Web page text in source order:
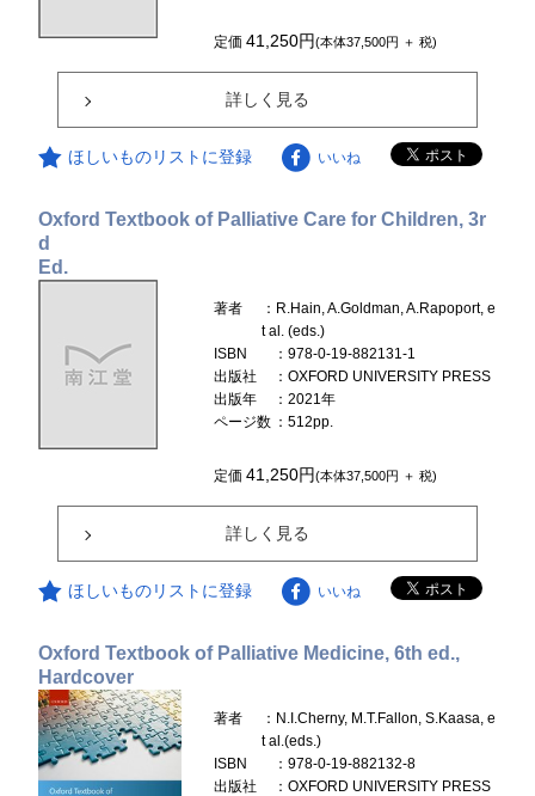
定価41,250円(本体37,500円 ＋ 税)
詳しく見る
ほしいものリストに登録 いいね
Oxford Textbook of Palliative Care for Children, 3r
d
Ed.
著者
：R.Hain, A.Goldman, A.Rapoport, e
t al. (eds.)
ISBN
：978-0-19-882131-1
出版社
：OXFORD UNIVERSITY PRESS
出版年
：2021年
ページ数 ：512pp.
定価41,250円(本体37,500円 ＋ 税)
詳しく見る
ほしいものリストに登録 いいね
Oxford Textbook of Palliative Medicine, 6th ed.,
Hardcover
著者
：N.I.Cherny, M.T.Fallon, S.Kaasa, e
t al.(eds.)
ISBN
：978-0-19-882132-8
出版社
：OXFORD UNIVERSITY PRESS